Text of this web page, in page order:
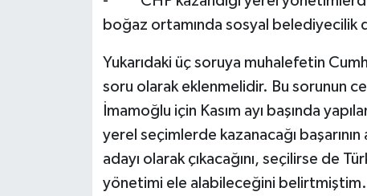
boğaz ortamında sosyal belediyecilik
Yukarıdaki üç soruya muhalefetin
soru olarak eklenmelidir. Bu sorunun
İmamoğlu için Kasım ayı başında
yerel seçimlerde kazanacağı başarının
adayı olarak çıkacağını, seçilirse de
yönetimi ele alabileceğini